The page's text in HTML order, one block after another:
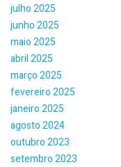
julho 2025
junho 2025
maio 2025
abril 2025
março 2025
fevereiro 2025
janeiro 2025
agosto 2024
outubro 2023
setembro 2023